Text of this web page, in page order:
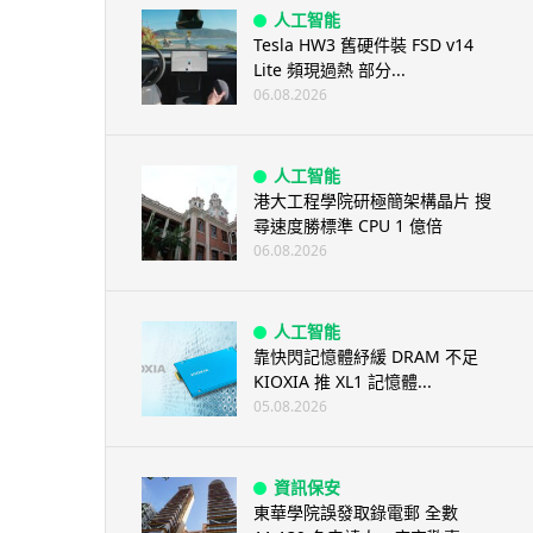
人工智能
Tesla HW3 舊硬件裝 FSD v14
Lite 頻現過熱 部分...
06.08.2026
人工智能
港大工程學院研極簡架構晶片 搜
尋速度勝標準 CPU 1 億倍
06.08.2026
人工智能
靠快閃記憶體紓緩 DRAM 不足
KIOXIA 推 XL1 記憶體...
05.08.2026
資訊保安
東華學院誤發取錄電郵 全數